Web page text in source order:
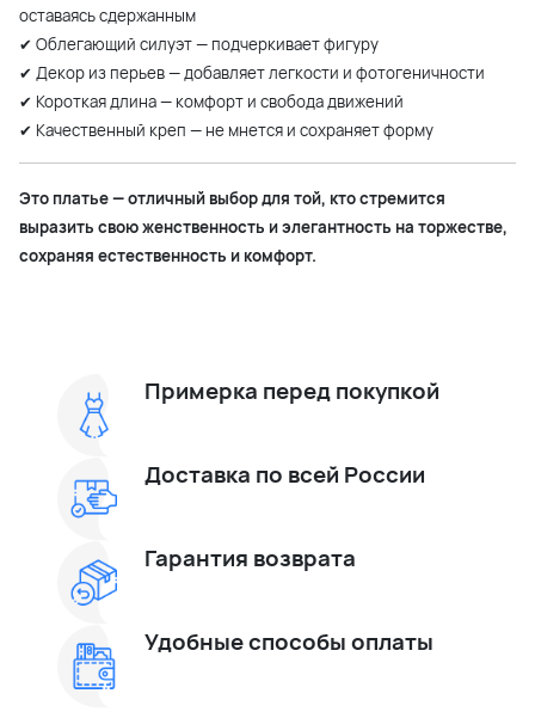
оставаясь сдержанным
✔ Облегающий силуэт — подчеркивает фигуру
✔ Декор из перьев — добавляет легкости и фотогеничности
✔ Короткая длина — комфорт и свобода движений
✔ Качественный креп — не мнется и сохраняет форму
Это платье — отличный выбор для той, кто стремится
выразить свою женственность и элегантность на торжестве,
сохраняя естественность и комфорт.
Примерка перед покупкой
Доставка по всей России
Гарантия возврата
Удобные способы оплаты